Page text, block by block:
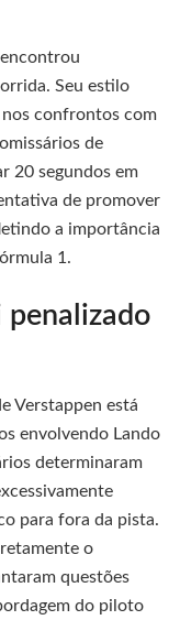
Seu estilo
nos confrontos com
de
20 segundos em
de promover
a importância
1.
penalizado
Verstappen está
envolvendo Lando
determinaram
para fora da pista.
o
questões
do piloto